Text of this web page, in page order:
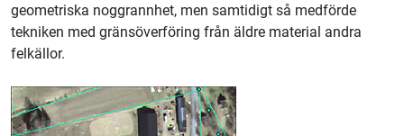
geometriska noggrannhet, men samtidigt så medförde
tekniken med gränsöverföring från äldre material andra
felkällor.